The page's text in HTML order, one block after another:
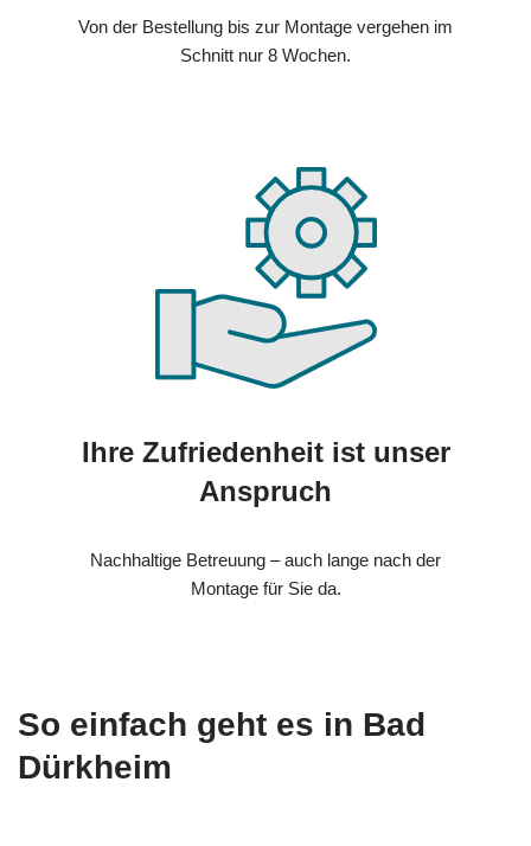
Von der Bestellung bis zur Montage vergehen im
Schnitt nur 8 Wochen.
Ihre Zufriedenheit ist unser
Anspruch
Nachhaltige Betreuung – auch lange nach der
Montage für Sie da.
So einfach geht es in Bad
Dürkheim